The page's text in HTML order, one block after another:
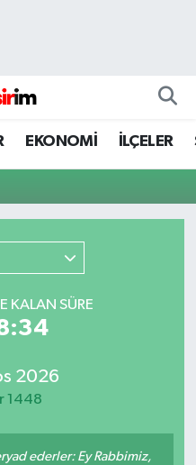
EKONOMİ İLÇELER
KALAN SÜRE
2026
1448
ederler: Ey Rabbimiz,